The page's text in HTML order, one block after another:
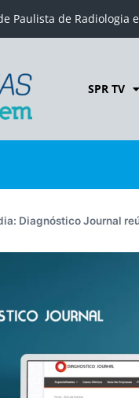
Paulista de Radiologia
SPR TV
Diagnóstico Journal